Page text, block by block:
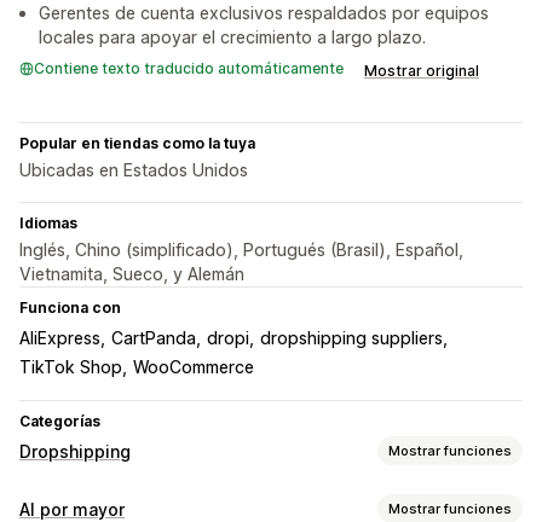
Gerentes de cuenta exclusivos respaldados por equipos
locales para apoyar el crecimiento a largo plazo.
Contiene texto traducido automáticamente Mostrar original
Popular en tiendas como la tuya
Ubicadas en Estados Unidos
Idiomas
Inglés, Chino (simplificado), Portugués (Brasil), Español,
Vietnamita, Sueco, y Alemán
Funciona con
AliExpress CartPanda dropi dropshipping suppliers
TikTok Shop WooCommerce
Categorías
Dropshipping Mostrar funciones
Productos que puedes adquirir
Al por mayor Mostrar funciones